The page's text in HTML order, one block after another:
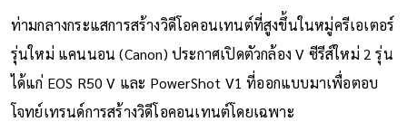
ท่ามกลางกระแสการสร้างวิดีโอคอนเทนต์ที่สูงขึ้นในหมู่ครีเอเตอร์
รุ่นใหม่ แคนนอน (Canon) ประกาศเปิดตัวกล้อง V ซีรีส์ใหม่ 2 รุ่น
ได้แก่ EOS R50 V และ PowerShot V1 ที่ออกแบบมาเพื่อตอบ
โจทย์เทรนด์การสร้างวิดีโอคอนเทนต์โดยเฉพาะ